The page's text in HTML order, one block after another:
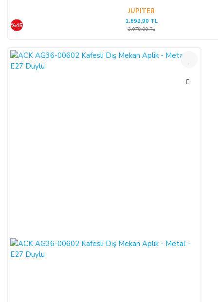
JUPITER
%45
1.692,90 TL
3.078,00 TL